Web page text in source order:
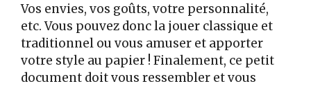
Vos envies, vos goûts, votre personnalité,
etc. Vous pouvez donc la jouer classique et
traditionnel ou vous amuser et apporter
votre style au papier ! Finalement, ce petit
document doit vous ressembler et vous